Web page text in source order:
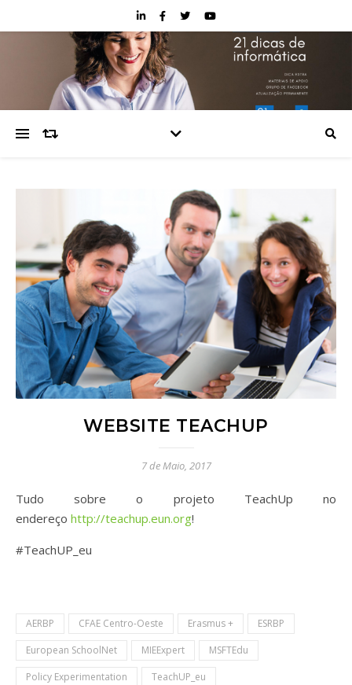
WEBSITE TEACHUP
7 de Maio, 2017
Tudo sobre o projeto TeachUp no
endereço http://teachup.eun.org!
#TeachUP_eu
AERBP CFAE Centro-Oeste Erasmus +
ESRBP
European SchoolNet
MIEExpert
MSFTEdu
Policy Experimentation
TeachUP_eu